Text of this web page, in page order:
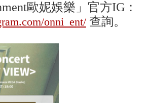
歐妮娛樂」官方IG：
onni_ent/ 查詢。